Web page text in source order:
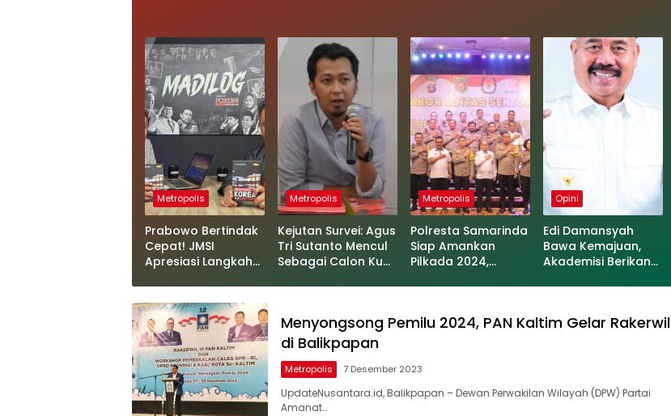
Metropolis
Prabowo Bertindak
Cepat! JMSI
Apresiasi Langkah
Kebijakan Menteri
Metropolis
Kejutan Survei: Agus
Tri Sutanto Mencul
Sebagai Calon Kuat
Samarinda
Metropolis
Polresta Samarinda
Siap Amankan
Pilkada 2024,
Sektoral Ditekankan
Opini
Edi Damansyah
Bawa Kemajuan,
Akademisi Berikan
Menyongsong Pemilu 2024, PAN Kaltim Gelar Rakerwil
di Balikpapan
Metropolis 7 Desember 2023
UpdateNusantara.id, Balikpapan – Dewan Perwakilan Wilayah (DPW) Partai
Amanat…